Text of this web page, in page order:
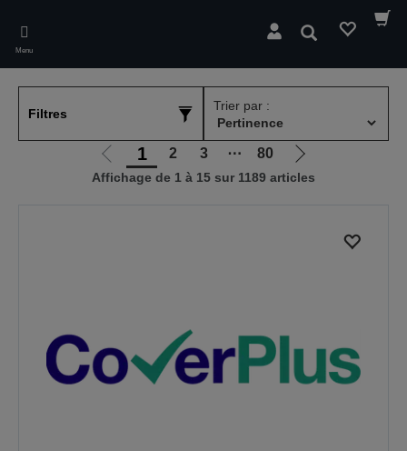
main
content
Menu
Rechercher
Filtres
Trier par :
Aller
à
1 2 3 ⋯ 80
Aller
à
suivante
Affichage de 1 à 15 sur 1189 articles